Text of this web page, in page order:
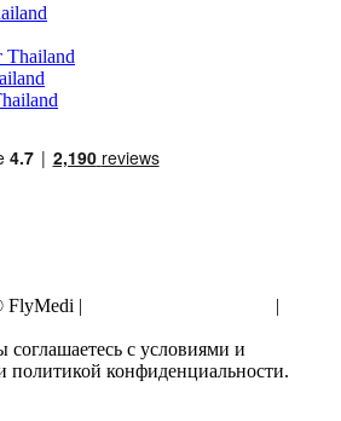
Thailand
FlyMedi |
|
соглашаетесь с условиями и
конфиденциальности.